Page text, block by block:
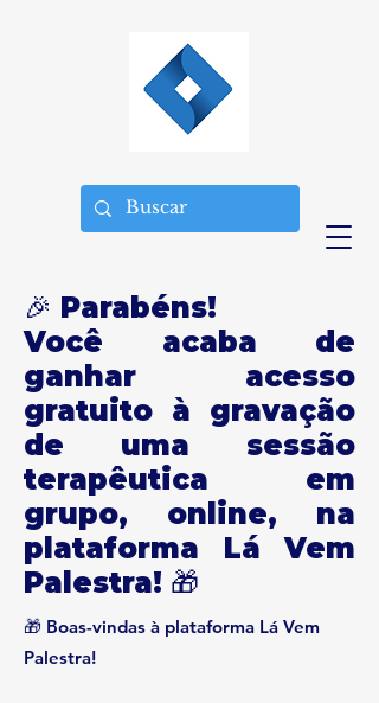
🎉 Parabéns!
Você acaba de
ganhar acesso
gratuito à gravação
de uma sessão
terapêutica em
grupo, online, na
plataforma Lá Vem
Palestra! 🎁
🎁 Boas-vindas à plataforma Lá Vem
Palestra!